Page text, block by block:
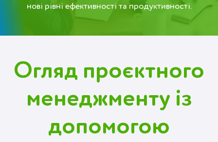
Portuguese
Українська
Спробувати безкоштовно
нові рівні ефективності та продуктивності.
Огляд проєктного
менеджменту із
допомогою